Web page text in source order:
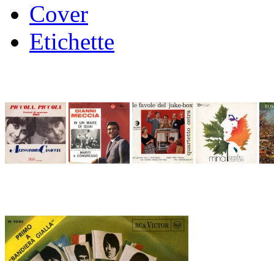
Cover
Etichette